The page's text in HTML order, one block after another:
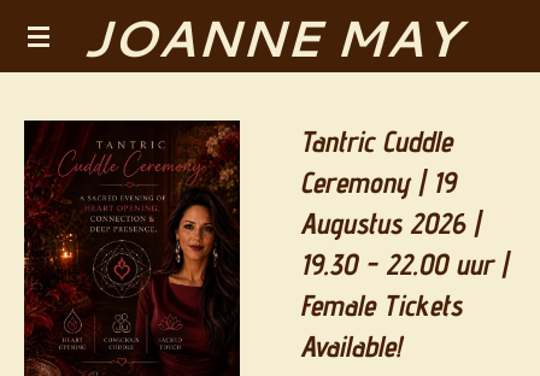
Ga
de
hoofdinhoud
JOANNE MAY
Tantric Cuddle
Ceremony | 19
Augustus 2026 |
19.30 - 22.00 uur |
Female Tickets
Available!